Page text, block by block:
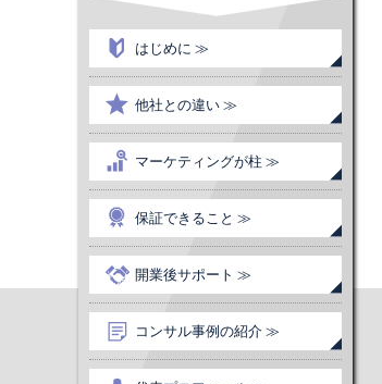
はじめに ≫
他社との違い ≫
マーケティングが柱 ≫
保証できること ≫
開業後サポート ≫
コンサル事例の紹介 ≫